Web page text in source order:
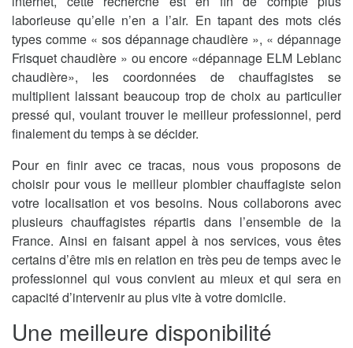
laborieuse qu’elle n’en a l’air. En tapant des mots clés
types comme « sos dépannage chaudière », « dépannage
Frisquet chaudière » ou encore «dépannage ELM Leblanc
chaudière», les coordonnées de chauffagistes se
multiplient laissant beaucoup trop de choix au particulier
pressé qui, voulant trouver le meilleur professionnel, perd
finalement du temps à se décider.
Pour en finir avec ce tracas, nous vous proposons de
choisir pour vous le meilleur plombier chauffagiste selon
votre localisation et vos besoins. Nous collaborons avec
plusieurs chauffagistes répartis dans l’ensemble de la
France. Ainsi en faisant appel à nos services, vous êtes
certains d’être mis en relation en très peu de temps avec le
professionnel qui vous convient au mieux et qui sera en
capacité d’intervenir au plus vite à votre domicile.
Une meilleure disponibilité